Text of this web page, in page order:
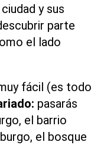
y sus
parte
el lado
fácil (es todo
pasarás
el barrio
el bosque